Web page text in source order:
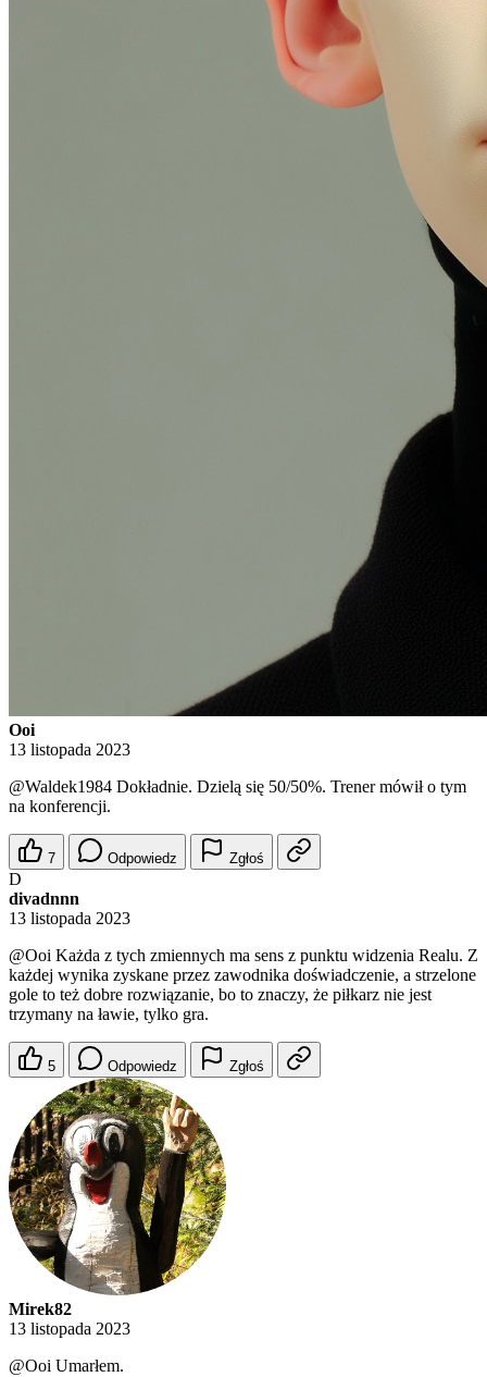
Ooi
13 listopada 2023
@Waldek1984 Dokładnie. Dzielą się 50/50%. Trener mówił o tym
na konferencji.
7 Odpowiedz Zgłoś
D
divadnnn
13 listopada 2023
@Ooi Każda z tych zmiennych ma sens z punktu widzenia Realu. Z
każdej wynika zyskane przez zawodnika doświadczenie, a strzelone
gole to też dobre rozwiązanie, bo to znaczy, że piłkarz nie jest
trzymany na ławie, tylko gra.
5 Odpowiedz Zgłoś
Mirek82
13 listopada 2023
@Ooi Umarłem.